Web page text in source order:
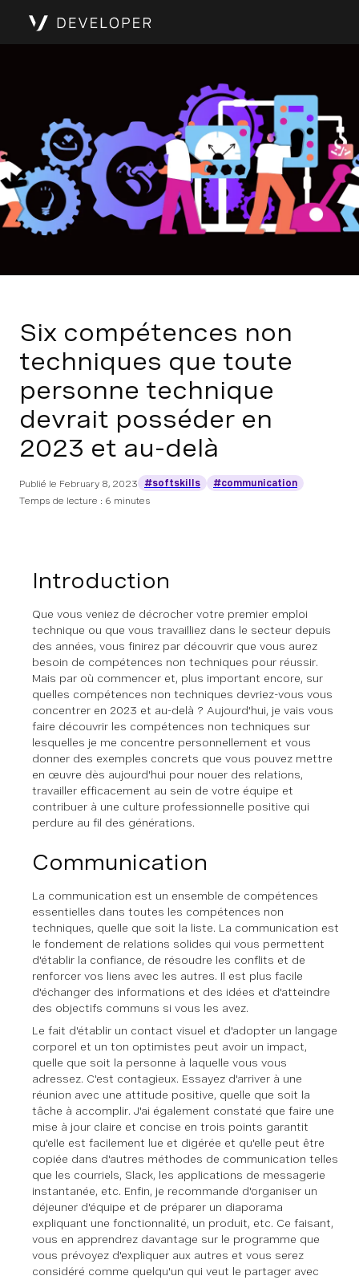
Six compétences non
techniques que toute
personne technique
devrait posséder en
2023 et au-delà
Publié le February 8, 2023 #softskills
#communication
Temps de lecture : 6 minutes
Introduction
Que vous veniez de décrocher votre premier emploi
technique ou que vous travailliez dans le secteur depuis
des années, vous finirez par découvrir que vous aurez
besoin de compétences non techniques pour réussir.
Mais par où commencer et, plus important encore, sur
quelles compétences non techniques devriez-vous vous
concentrer en 2023 et au-delà ? Aujourd'hui, je vais vous
faire découvrir les compétences non techniques sur
lesquelles je me concentre personnellement et vous
donner des exemples concrets que vous pouvez mettre
en œuvre dès aujourd'hui pour nouer des relations,
travailler efficacement au sein de votre équipe et
contribuer à une culture professionnelle positive qui
perdure au fil des générations.
Communication
La communication est un ensemble de compétences
essentielles dans toutes les compétences non
techniques, quelle que soit la liste. La communication est
le fondement de relations solides qui vous permettent
d'établir la confiance, de résoudre les conflits et de
renforcer vos liens avec les autres. Il est plus facile
d'échanger des informations et des idées et d'atteindre
des objectifs communs si vous les avez.
Le fait d'établir un contact visuel et d'adopter un langage
corporel et un ton optimistes peut avoir un impact,
quelle que soit la personne à laquelle vous vous
adressez. C'est contagieux. Essayez d'arriver à une
réunion avec une attitude positive, quelle que soit la
tâche à accomplir. J'ai également constaté que faire une
mise à jour claire et concise en trois points garantit
qu'elle est facilement lue et digérée et qu'elle peut être
copiée dans d'autres méthodes de communication telles
que les courriels, Slack, les applications de messagerie
instantanée, etc. Enfin, je recommande d'organiser un
déjeuner d'équipe et de préparer un diaporama
expliquant une fonctionnalité, un produit, etc. Ce faisant,
vous en apprendrez davantage sur le programme que
vous prévoyez d'expliquer aux autres et vous serez
considéré comme quelqu'un qui veut le partager avec